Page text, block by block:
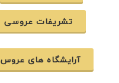
تشریفات عروسی
آرایشگاه های عروس